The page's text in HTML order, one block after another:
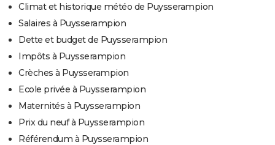
Climat et historique météo de Puysserampion
Salaires à Puysserampion
Dette et budget de Puysserampion
Impôts à Puysserampion
Crèches à Puysserampion
Ecole privée à Puysserampion
Maternités à Puysserampion
Prix du neuf à Puysserampion
Référendum à Puysserampion